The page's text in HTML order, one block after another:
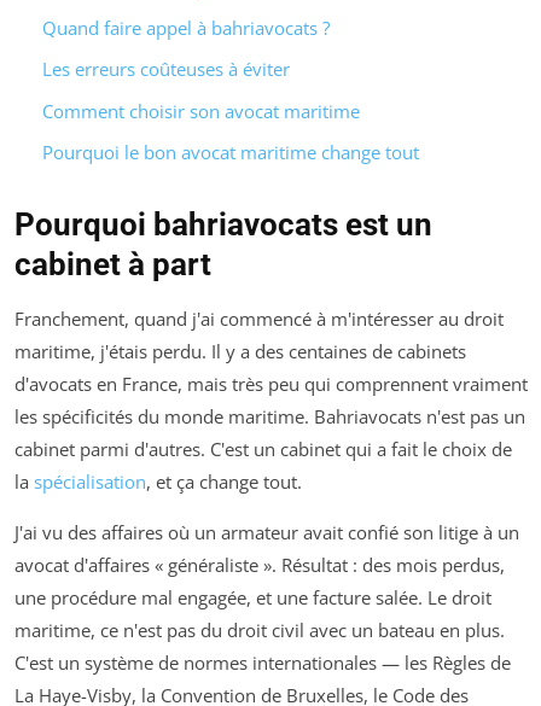
Quand faire appel à bahriavocats ?
Les erreurs coûteuses à éviter
Comment choisir son avocat maritime
Pourquoi le bon avocat maritime change tout
Pourquoi bahriavocats est un
cabinet à part
Franchement, quand j'ai commencé à m'intéresser au droit
maritime, j'étais perdu. Il y a des centaines de cabinets
d'avocats en France, mais très peu qui comprennent vraiment
les spécificités du monde maritime. Bahriavocats n'est pas un
cabinet parmi d'autres. C'est un cabinet qui a fait le choix de
la spécialisation, et ça change tout.
J'ai vu des affaires où un armateur avait confié son litige à un
avocat d'affaires « généraliste ». Résultat : des mois perdus,
une procédure mal engagée, et une facture salée. Le droit
maritime, ce n'est pas du droit civil avec un bateau en plus.
C'est un système de normes internationales — les Règles de
La Haye-Visby, la Convention de Bruxelles, le Code des